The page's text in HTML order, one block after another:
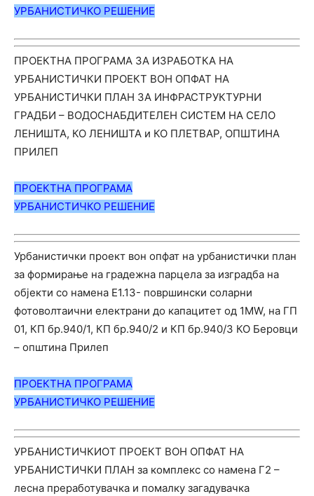
УРБАНИСТИЧКО РЕШЕНИЕ
ПРОЕКТНА ПРОГРАМА ЗА ИЗРАБОТКА НА
УРБАНИСТИЧКИ ПРОЕКТ ВОН ОПФАТ НА
УРБАНИСТИЧКИ ПЛАН ЗА ИНФРАСТРУКТУРНИ
ГРАДБИ – ВОДОСНАБДИТЕЛЕН СИСТЕМ НА СЕЛО
ЛЕНИШТА, КО ЛЕНИШТА и КО ПЛЕТВАР, ОПШТИНА
ПРИЛЕП
ПРОЕКТНА ПРОГРАМА
УРБАНИСТИЧКО РЕШЕНИЕ
Урбанистички проект вон опфат на урбанистички план
за формирање на градежна парцела за изградба на
објекти со намена Е1.13- површински соларни
фотоволтаични електрани до капацитет од 1MW, на ГП
01, КП бр.940/1, КП бр.940/2 и КП бр.940/3 КО Беровци
– општина Прилеп
ПРОЕКТНА ПРОГРАМА
УРБАНИСТИЧКО РЕШЕНИЕ
УРБАНИСТИЧКИОТ ПРОЕКТ ВОН ОПФАТ НА
УРБАНИСТИЧКИ ПЛАН за комплекс со намена Г2 –
лесна преработувачка и помалку загадувачка